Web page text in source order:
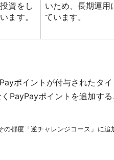
資をし
ます。
いため、長期運用
ています。
ポイントが付与されたタ
PayPayポイントを追加す
都度「逆チャレンジコース」に追